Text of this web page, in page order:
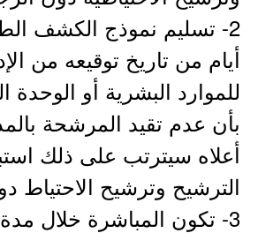
أيام من تاريخ توقيعه من
للموارد البشرية أو الوحدة
بأن عدم تقيد المرشحة
أعلاه سيترتب على ذلك
الترشيح وترشيح الاحتياط